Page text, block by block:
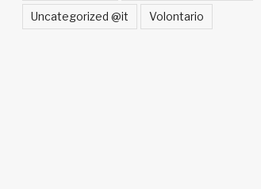
Uncategorized @it Volontario